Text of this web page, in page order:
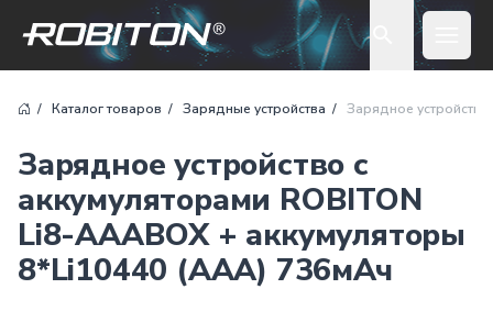
Каталог товаров Зарядные устройства Зарядное
Зарядное устройство с
аккумуляторами ROBITON
Li8-AAABOX + аккумуляторы
8*Li10440 (AAA) 736мАч